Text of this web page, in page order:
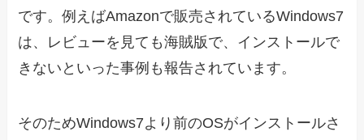
です。例えばAmazonで販売されているWindows7
は、レビューを見ても海賊版で、インストールで
きないといった事例も報告されています。
そのためWindows7より前のOSがインストールさ